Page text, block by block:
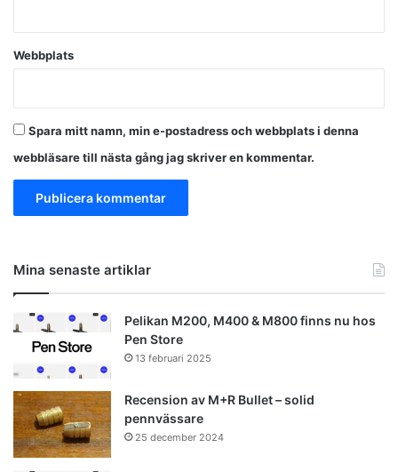
Webbplats
Spara mitt namn, min e-postadress och webbplats i denna
webbläsare till nästa gång jag skriver en kommentar.
Mina senaste artiklar
Pelikan M200, M400 & M800 finns nu hos
Pen Store
13 februari 2025
Recension av M+R Bullet – solid
pennvässare
25 december 2024